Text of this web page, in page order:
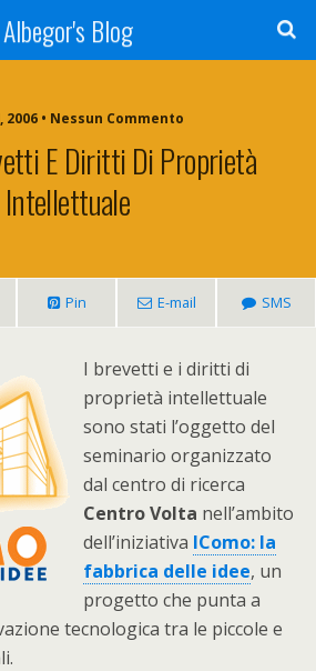
Albegor's Blog
2006 • Nessun Commento
E Diritti Di Proprietà
Intellettuale
Pin E-mail SMS
I brevetti e i diritti di
proprietà intellettuale
sono stati l’oggetto del
seminario organizzato
dal centro di ricerca
Centro Volta nell’ambito
dell’iniziativa IComo: la
fabbrica delle idee, un
progetto che punta a
tecnologica tra le piccole e